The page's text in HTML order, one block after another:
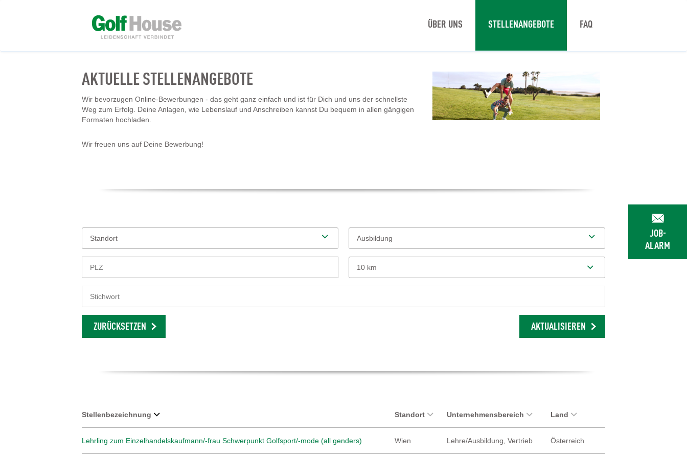
ÜBER UNS STELLENANGEBOTE FAQ
AKTUELLE STELLENANGEBOTE
Wir bevorzugen Online-Bewerbungen - das geht ganz einfach und ist für Dich und uns der schnellste
Weg zum Erfolg. Deine Anlagen, wie Lebenslauf und Anschreiben kannst Du bequem in allen gängigen
Formaten hochladen.
Wir freuen uns auf Deine Bewerbung!
Standort Ausbildung
10 km
ZURÜCKSETZEN AKTUALISIEREN
Stellenbezeichnung Standort Unternehmensbereich Land
Lehrling zum Einzelhandelskaufmann/-frau Schwerpunkt Golfsport/-mode (all genders) Wien Lehre/Ausbildung, Vertrieb Österreich
JOB-
ALARM